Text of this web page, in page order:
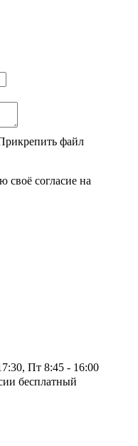
файл
согласие на
Пт 8:45 - 16:00
бесплатный